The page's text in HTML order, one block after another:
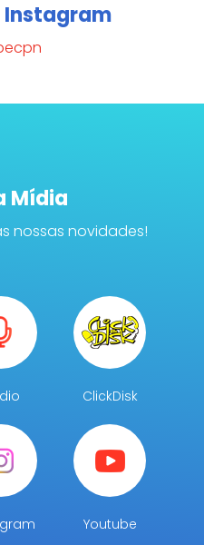
Instagram
Mídia
nossas novidades!
ClickDisk
Youtube